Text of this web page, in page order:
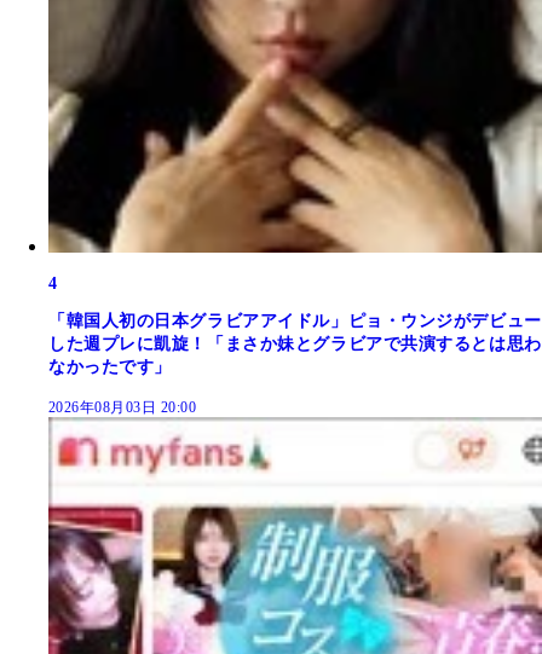
4
「韓国人初の日本グラビアアイドル」ピョ・ウンジがデビュー
した週プレに凱旋！「まさか妹とグラビアで共演するとは思わ
なかったです」
2026年08月03日 20:00